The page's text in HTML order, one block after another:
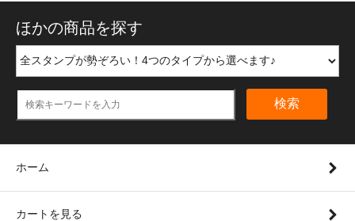
ほかの商品を探す
検索
ホーム
カートを見る